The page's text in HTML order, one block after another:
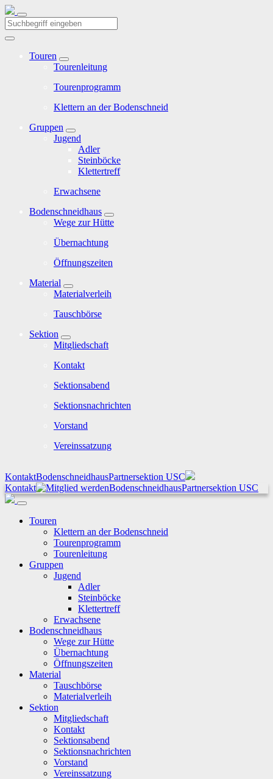
Touren
Tourenleitung
Tourenprogramm
Klettern an der Bodenschneid
Gruppen
Jugend
Adler
Steinböcke
Klettertreff
Erwachsene
Bodenschneidhaus
Wege zur Hütte
Übernachtung
Öffnungszeiten
Material
Materialverleih
Tauschbörse
Sektion
Mitgliedschaft
Kontakt
Sektionsabend
Sektionsnachrichten
Vorstand
Vereinssatzung
KontaktBodenschneidhausPartnersektion USC
Kontakt
BodenschneidhausPartnersektion USC
Touren
Klettern an der Bodenschneid
Tourenprogramm
Tourenleitung
Gruppen
Jugend
Adler
Steinböcke
Klettertreff
Erwachsene
Bodenschneidhaus
Wege zur Hütte
Übernachtung
Öffnungszeiten
Material
Tauschbörse
Materialverleih
Sektion
Mitgliedschaft
Kontakt
Sektionsabend
Sektionsnachrichten
Vorstand
Vereinssatzung